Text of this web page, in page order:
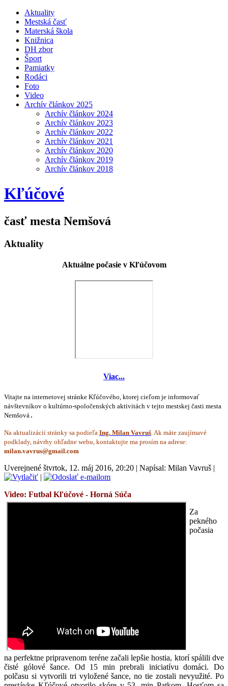
Aktuality
Mestská časť
Materská škola
Knižnica
DH zbor
Šport
Pamiatky
Rodáci
Foto
Video
Archív článkov 2025
Archív článkov 2024
Archív článkov 2023
Archív článkov 2022
Archív článkov 2021
Archív článkov 2020
Archív článkov 2019
Archív článkov 2018
Kľúčové
časť mesta Nemšová
Aktuality
Aktuálne počasie v Kľúčovom
Viac...
Vitajte na internetovej stránke Kľúčového, ktorej cieľom je informovať
návštevníkov o kultúrno-spoločenských aktivitách v tejto mestskej časti mesta
Nemšová .
Na aktualizácií stránky sa podieľa Ing. Milan Vavruš . Ak máte zaujímavé
podklady, návrhy ohľadne webu, kontaktujte ma prosím na adrese:
Uverejnené štvrtok, 12. máj 2016, 20:20 | Napísal: Milan Vavruš |
|
Video: Futbal Kľúčové - Horná Súča
Za
pekného
počasia
na perfektne pripravenom teréne začali lepšie hostia, ktorí spálili dve
čisté gólové šance. Od 15 min prebrali iniciatívu domáci. Do
polčasu si vytvorili tri vyložené šance, no tie zostali nevyužité. Po